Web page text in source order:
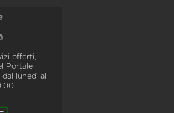
offerti,
Portale
lunedì al